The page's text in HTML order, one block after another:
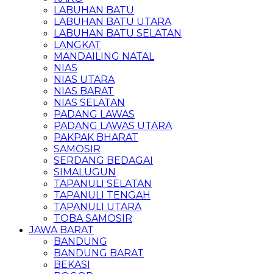
LABUHAN BATU
LABUHAN BATU UTARA
LABUHAN BATU SELATAN
LANGKAT
MANDAILING NATAL
NIAS
NIAS UTARA
NIAS BARAT
NIAS SELATAN
PADANG LAWAS
PADANG LAWAS UTARA
PAKPAK BHARAT
SAMOSIR
SERDANG BEDAGAI
SIMALUGUN
TAPANULI SELATAN
TAPANULI TENGAH
TAPANULI UTARA
TOBA SAMOSIR
JAWA BARAT
BANDUNG
BANDUNG BARAT
BEKASI